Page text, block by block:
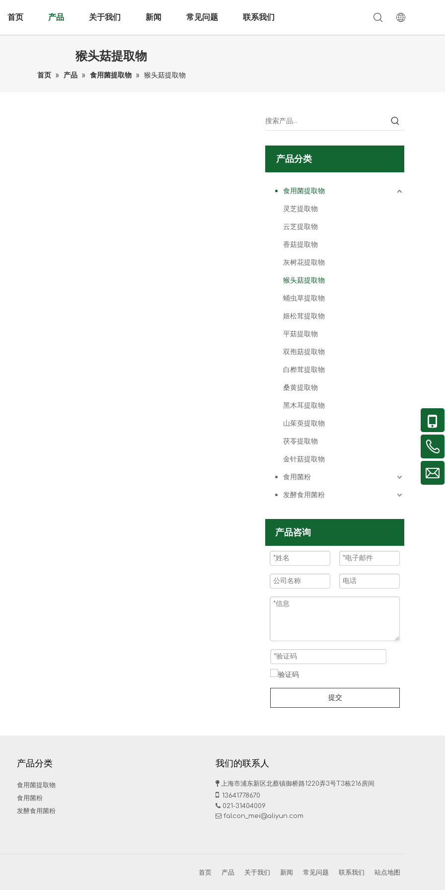
首页 产品 关于我们 新闻 常见问题 联系我们
猴头菇提取物
首页 » 产品 » 食用菌提取物 » 猴头菇提取物
产品分类
食用菌提取物
灵芝提取物
云芝提取物
香菇提取物
灰树花提取物
猴头菇提取物
蛹虫草提取物
姬松茸提取物
平菇提取物
双孢菇提取物
白桦茸提取物
桑黄提取物
黑木耳提取物
山茱萸提取物
茯苓提取物
金针菇提取物
食用菌粉
发酵食用菌粉
产品咨询
提交
产品分类
食用菌提取物
食用菌粉
发酵食用菌粉
我们的联系人
上海市浦东新区北蔡镇御桥路1220弄3号T3栋216房间
 13641778670
 021-31404009
 falcon_mei@aliyun.com
首页 产品 关于我们 新闻 常见问题 联系我们 站点地图